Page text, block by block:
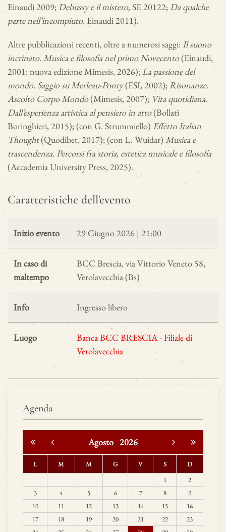
Einaudi 2009; Debussy e il mistero, SE 20122; Da qualche
parte nell’incompiuto, Einaudi 2011).
Altre pubblicazioni recenti, oltre a numerosi saggi:Il suono
incrinato. Musica e filosofia nel primo Novecento(Einaudi,
2001; nuova edizione Mimesis, 2026);La passione del
mondo. Saggio su Merleau-Ponty(ESI, 2002);Risonanze.
Ascolto Corpo Mondo(Mimesis, 2007); Vita quotidiana.
Dall’esperienza artistica al pensiero in atto(Bollati
Boringhieri, 2015); (con G. Strummiello) Effetto Italian
Thought(Quodibet, 2017); (con L. Wuidar) Musica e
trascendenza. Percorsi fra storia, estetica musicale e filosofia
(Accademia University Press, 2025).
Caratteristiche dell'evento
Inizio evento 29 Giugno 2026 | 21:00
In caso di
maltempo
BCC Brescia, via Vittorio Veneto 58,
Verolavecchia (Bs)
Info Ingresso libero
Luogo
Banca BCC BRESCIA - Filiale di
Verolavecchia
Agenda
Agosto 2026
L M M G V S
D
1
2
3
4 5 6 7 8
9
10
11 12 13 14 15
16
17
18 19 20 21 22
23